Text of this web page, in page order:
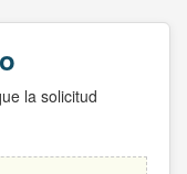
la solicitud